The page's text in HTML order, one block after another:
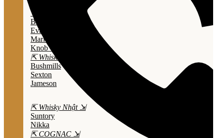
Wild Turkey
Bulleit Bourbon
Evan Williams
Marker's Mark
Knob Creek
⇱ Whiskey Ailen ⇲
Bushmills
Sexton
Jameson
⇱ Whisky Nhật ⇲
Suntory
Nikka
⇱ COGNAC ⇲